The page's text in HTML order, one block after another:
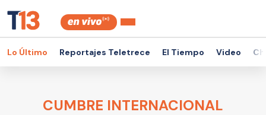
Lo Último Reportajes Teletrece El Tiempo Video
CUMBRE INTERNACIONAL